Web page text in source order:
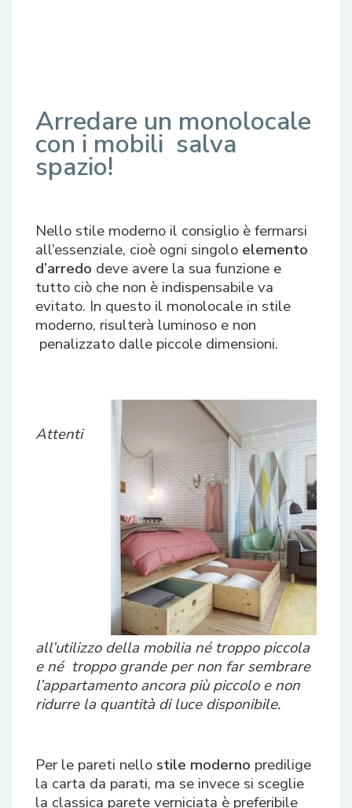
Arredare un monolocale
con i mobili salva
spazio!
Nello stile moderno il consiglio è fermarsi
all’essenziale, cioè ogni singolo elemento
d’arredo deve avere la sua funzione e
tutto ciò che non è indispensabile va
evitato. In questo il monolocale in stile
moderno, risulterà luminoso e non
penalizzato dalle piccole dimensioni.
Attenti
all’utilizzo della mobilia né troppo piccola
e né troppo grande per non far sembrare
l’appartamento ancora più piccolo e non
ridurre la quantità di luce disponibile.
Per le pareti nello stile moderno predilige
la carta da parati, ma se invece si sceglie
la classica parete verniciata è preferibile